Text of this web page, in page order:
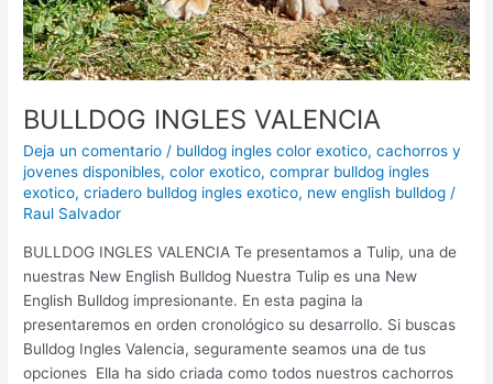
BULLDOG INGLES VALENCIA
Deja un comentario / bulldog ingles color exotico,cachorros y
jovenes disponibles,color exotico,comprar bulldog ingles
exotico,criadero bulldog ingles exotico, new english bulldog /
Raul Salvador
BULLDOG INGLES VALENCIA Te presentamos a Tulip, una de
nuestras New English Bulldog Nuestra Tulip es una New
English Bulldog impresionante. En esta pagina la
presentaremos en orden cronológico su desarrollo. Si buscas
Bulldog Ingles Valencia, seguramente seamos una de tus
opciones Ella ha sido criada como todos nuestros cachorros